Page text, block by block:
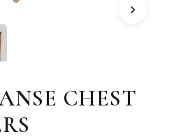
CHEST